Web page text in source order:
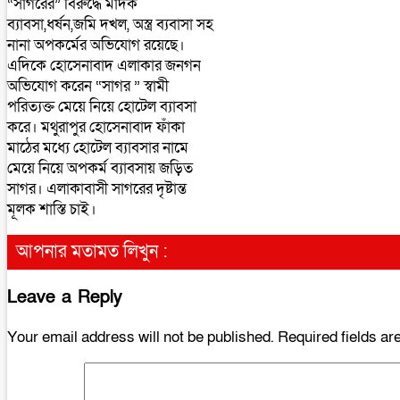
ব্যাবসা,ধর্ষন,জমি দখল, অস্ত্র ব্যবাসা সহ
নানা অপকর্মের অভিযোগ রয়েছে।
এদিকে হোসেনাবাদ এলাকার জনগন
অভিযোগ করেন “সাগর ” স্বামী
পরিত্যক্ত মেয়ে নিয়ে হোটেল ব্যাবসা
করে। মথুরাপুর হোসেনাবাদ ফাঁকা
মাঠের মধ্যে হোটেল ব্যাবসার নামে
মেয়ে নিয়ে অপকর্ম ব্যাবসায় জড়িত
সাগর। এলাকাবাসী সাগরের দৃষ্টান্ত
মূলক শাস্তি চাই।
আপনার মতামত লিখুন :
Leave a Reply
Your email address will not be published. Required fields